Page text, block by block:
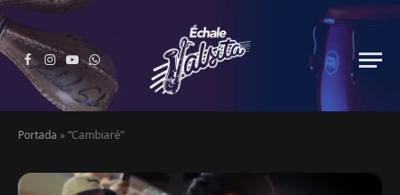
Facebook
Instagram
YouTubeWhatsApp
Portada »“Cambiaré”